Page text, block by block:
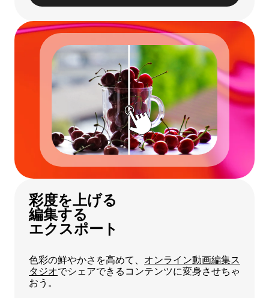
彩度を上げる
編集する
エクスポート
色彩の鮮やかさを高めて、 オンライン動画編集ス
タジオでシェアできるコンテンツに変身させちゃ
おう。